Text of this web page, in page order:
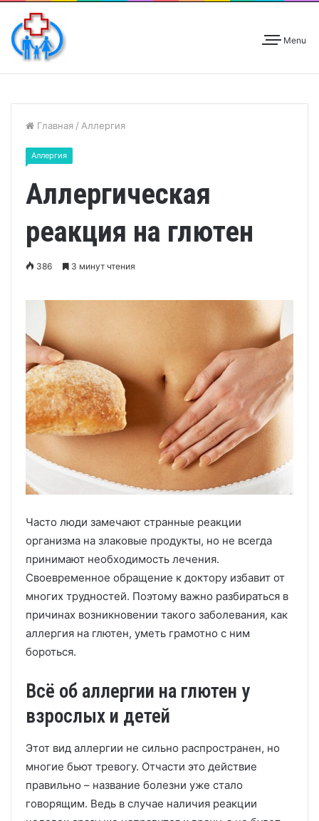
Menu
Главная / Аллергия
Аллергия
Аллергическая
реакция на глютен
386 3 минут чтения
Часто люди замечают странные реакции
организма на злаковые продукты, но не всегда
принимают необходимость лечения.
Своевременное обращение к доктору избавит от
многих трудностей. Поэтому важно разбираться в
причинах возникновении такого заболевания, как
аллергия на глютен, уметь грамотно с ним
бороться.
Всё об аллергии на глютен у
взрослых и детей
Этот вид аллергии не сильно распространен, но
многие бьют тревогу. Отчасти это действие
правильно – название болезни уже стало
говорящим. Ведь в случае наличия реакции